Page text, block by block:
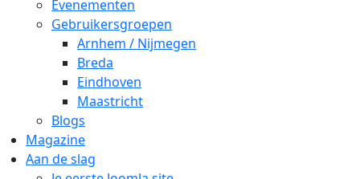
Evenementen
Gebruikersgroepen
Arnhem / Nijmegen
Breda
Eindhoven
Maastricht
Blogs
Magazine
Aan de slag